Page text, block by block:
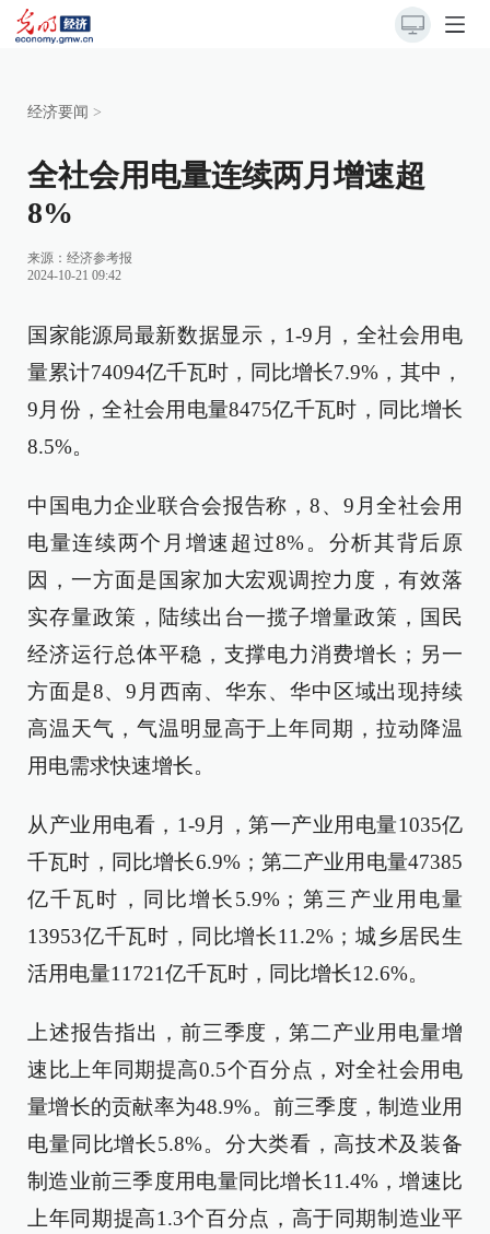
经济要闻 >
全社会用电量连续两月增速超
8%
来源： 经济参考报
2024-10-21 09:42
国家能源局最新数据显示，1-9月，全社会用电
量累计74094亿千瓦时，同比增长7.9%，其中，
9月份，全社会用电量8475亿千瓦时，同比增长
8.5%。
中国电力企业联合会报告称，8、9月全社会用
电量连续两个月增速超过8%。分析其背后原
因，一方面是国家加大宏观调控力度，有效落
实存量政策，陆续出台一揽子增量政策，国民
经济运行总体平稳，支撑电力消费增长；另一
方面是8、9月西南、华东、华中区域出现持续
高温天气，气温明显高于上年同期，拉动降温
用电需求快速增长。
从产业用电看，1-9月，第一产业用电量1035亿
千瓦时，同比增长6.9%；第二产业用电量47385
亿千瓦时，同比增长5.9%；第三产业用电量
13953亿千瓦时，同比增长11.2%；城乡居民生
活用电量11721亿千瓦时，同比增长12.6%。
上述报告指出，前三季度，第二产业用电量增
速比上年同期提高0.5个百分点，对全社会用电
量增长的贡献率为48.9%。前三季度，制造业用
电量同比增长5.8%。分大类看，高技术及装备
制造业前三季度用电量同比增长11.4%，增速比
上年同期提高1.3个百分点，高于同期制造业平